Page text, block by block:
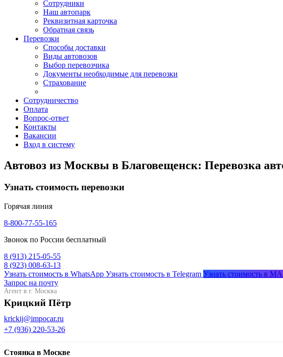
Сотрудники
Наш автопарк
Реквизитная карточка
Обратная связь
Перевозки
Способы доставки
Виды автовозов
Выбор перевозчика
Документы необходимые для перевозки
Страхование
Сотрудничество
Оплата
Вопрос-ответ
Контакты
Вакансии
Вход в систему
Автовоз из Москвы в Благовещенск: Перевозка
Узнать стоимость перевозки
Горячая линия
8-800-77-55-165
Звонок по России бесплатный
8 (913) 215-05-55
8 (923) 008-63-13
Узнать стоимость в WhatsApp Узнать стоимость в Telegram Узнать стоимость в
Запрос на почту
Агент в г. Москва
Крицкий Пётр
krickij@impocar.ru
+7 (936) 220-53-26
Стоянка в Москве